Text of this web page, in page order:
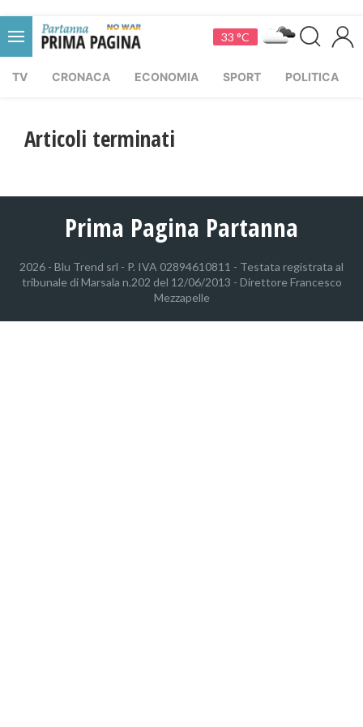
33 °C
TV CRONACA ECONOMIA SPORT POLITICA
Articoli terminati
Prima Pagina Partanna
2026 - Blu Trend srl - P. IVA 02894610811 - Testata registrata al
tribunale di Marsala n.202 del 12/06/2013 - Direttore Francesco
Mezzapelle